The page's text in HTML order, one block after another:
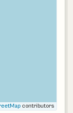
contributors